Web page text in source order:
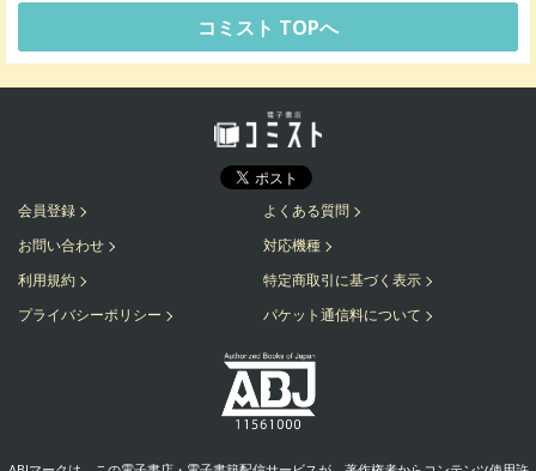
コミスト TOPへ
会員登録
よくある質問
お問い合わせ
対応機種
利用規約
特定商取引に基づく表示
プライバシーポリシー
パケット通信料について